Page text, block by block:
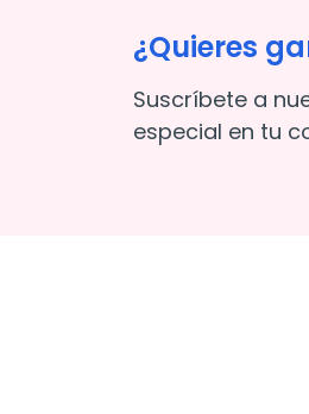
¿Quieres
Suscríbete a
especial en tu